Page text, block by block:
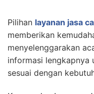
Pilihan layanan jasa
memberikan
menyelenggarakan
informasi lengkapnya
sesuai dengan